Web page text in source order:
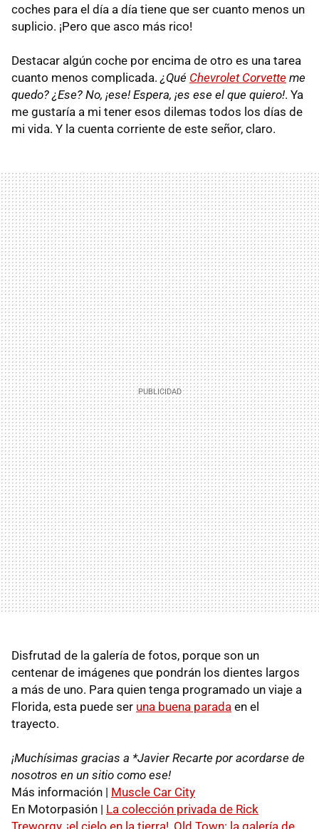
coches para el día a día tiene que ser cuanto menos un
suplicio. ¡Pero que asco más rico!
Destacar algún coche por encima de otro es una tarea
cuanto menos complicada. ¿Qué Chevrolet Corvette me
quedo? ¿Ese? No, ¡ese! Espera, ¡es ese el que quiero!. Ya
me gustaría a mi tener esos dilemas todos los días de
mi vida. Y la cuenta corriente de este señor, claro.
Disfrutad de la galería de fotos, porque son un
centenar de imágenes que pondrán los dientes largos
a más de uno. Para quien tenga programado un viaje a
Florida, esta puede ser una buena parada en el
trayecto.
¡Muchísimas gracias a *Javier Recarte por acordarse de
nosotros en un sitio como ese!
Más información | Muscle Car City
En Motorpasión | La colección privada de Rick
Treworgy, ¡el cielo en la tierra!, Old Town: la galería de